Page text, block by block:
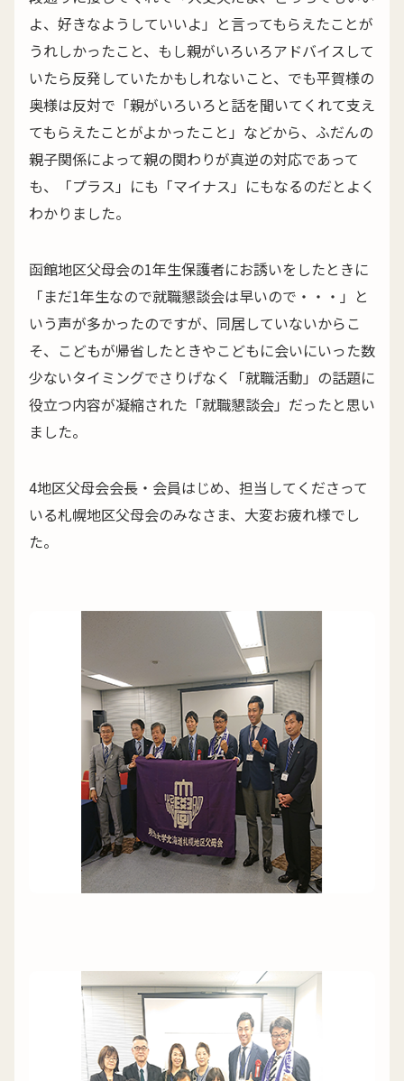
よ、好きなようしていいよ」と言ってもらえたことが
うれしかったこと、もし親がいろいろアドバイスして
いたら反発していたかもしれないこと、でも平賀様の
奥様は反対で「親がいろいろと話を聞いてくれて支え
てもらえたことがよかったこと」などから、ふだんの
親子関係によって親の関わりが真逆の対応であって
も、「プラス」にも「マイナス」にもなるのだとよく
わかりました。
函館地区父母会の1年生保護者にお誘いをしたときに
「まだ1年生なので就職懇談会は早いので・・・」と
いう声が多かったのですが、同居していないからこ
そ、こどもが帰省したときやこどもに会いにいった数
少ないタイミングでさりげなく「就職活動」の話題に
役立つ内容が凝縮された「就職懇談会」だったと思い
ました。
4地区父母会会長・会員はじめ、担当してくださって
いる札幌地区父母会のみなさま、大変お疲れ様でし
た。